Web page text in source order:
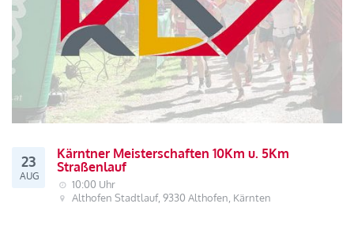
23
AUG
Kärntner Meisterschaften 10Km u. 5Km
Straßenlauf
10:00 Uhr
Althofen Stadtlauf, 9330 Althofen, Kärnten